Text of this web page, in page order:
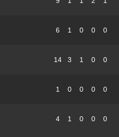
6 1 0 0 0
14 3 1 0 0
1 0 0 0 0
4 1 0 0 0